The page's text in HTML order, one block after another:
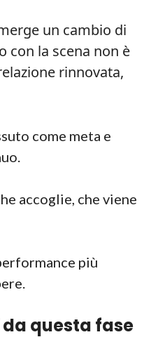
un cambio di
con la scena non è
rinnovata,
come meta e
accoglie, che viene
più
questa fase